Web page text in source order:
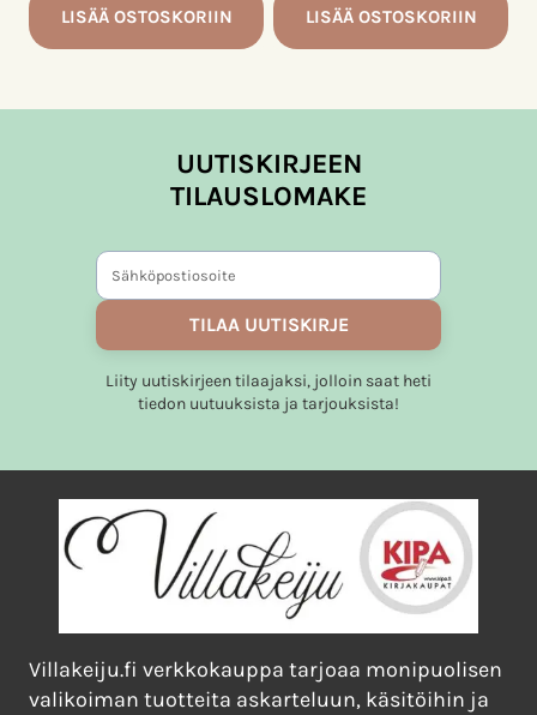
LISÄÄ OSTOSKORIIN LISÄÄ OSTOSKORIIN
UUTISKIRJEEN
TILAUSLOMAKE
TILAA UUTISKIRJE
Liity uutiskirjeen tilaajaksi, jolloin saat heti
tiedon uutuuksista ja tarjouksista!
Villakeiju.fi verkkokauppa tarjoaa monipuolisen
valikoiman tuotteita askarteluun, käsitöihin ja